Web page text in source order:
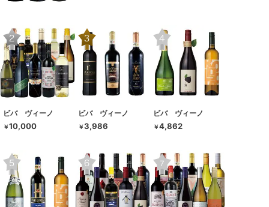
ビバ ヴィーノ
￥10,000
ビバ ヴィーノ
￥3,986
ビバ ヴィーノ
￥4,862